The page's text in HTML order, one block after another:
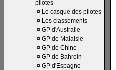
pilotes
¤ Le casque des pilotes
¤ Les classements
¤ GP d'Australie
¤ GP de Malaisie
¤ GP de Chine
¤ GP de Bahrein
¤ GP d'Espagne